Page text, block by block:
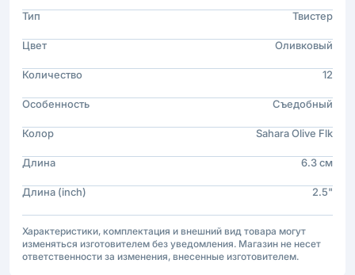
Тип Твистер
Цвет Оливковый
Количество 12
Особенность Съедобный
Колор Sahara Olive Flk
Длина 6.3 см
Длина (inch) 2.5"
Характеристики, комплектация и внешний вид товара могут
изменяться изготовителем без уведомления. Магазин не несет
ответственности за изменения, внесенные изготовителем.